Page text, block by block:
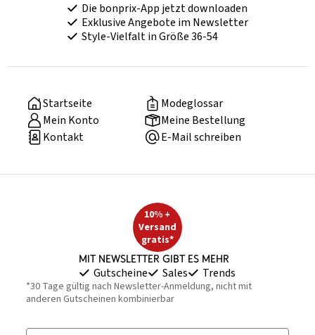
Die bonprix-App jetzt downloaden
Exklusive Angebote im Newsletter
Style-Vielfalt in Größe 36-54
Startseite
Modeglossar
Mein Konto
Meine Bestellung
Kontakt
E-Mail schreiben
10% +
Versand
gratis*
Mit Newsletter gibt es mehr
Gutscheine Sales Trends
*30 Tage gültig nach Newsletter-Anmeldung, nicht mit
anderen Gutscheinen kombinierbar